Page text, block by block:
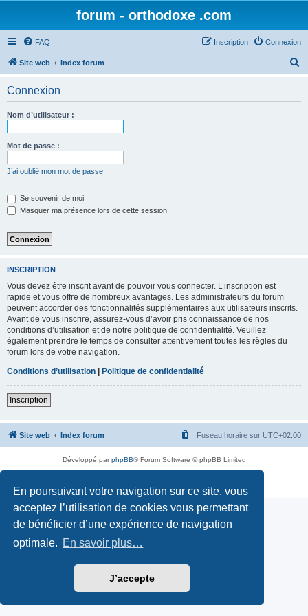
En poursuivant votre navigation sur ce site, vous
acceptez l’utilisation de cookies vous permettant
de bénéficier d’une expérience de navigation
optimale. En savoir plus…
J’accepte
forum - orthodoxe .com
FAQ Connexion
Inscription
Site web Index forum
Connexion
Nom d’utilisateur :
Mot de passe :
J’ai oublié mon mot de passe
Se souvenir de moi
Masquer ma présence lors de cette session
INSCRIPTION
Vous devez être inscrit avant de pouvoir vous connecter. L’inscription est
rapide et vous offre de nombreux avantages. Les administrateurs du forum
peuvent accorder des fonctionnalités supplémentaires aux utilisateurs inscrits.
Avant de vous inscrire, assurez-vous d’avoir pris connaissance de nos
conditions d’utilisation et de notre politique de confidentialité. Veuillez
également prendre le temps de consulter attentivement toutes les règles du
forum lors de votre navigation.
Conditions d’utilisation | Politique de confidentialité
Inscription
Site web Index forum Fuseau horaire sur UTC+02:00
Développé parphpBB® Forum Software © phpBB Limited
Traduction française officielle©Qiaeru